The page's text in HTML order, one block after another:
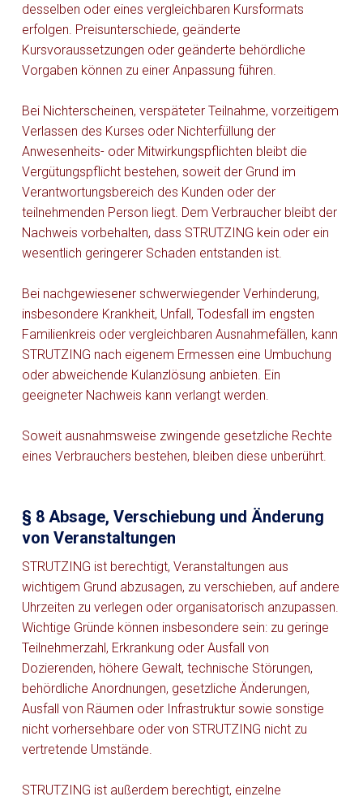
desselben oder eines vergleichbaren Kursformats
erfolgen. Preisunterschiede, geänderte
Kursvoraussetzungen oder geänderte behördliche
Vorgaben können zu einer Anpassung führen.
Bei Nichterscheinen, verspäteter Teilnahme, vorzeitigem
Verlassen des Kurses oder Nichterfüllung der
Anwesenheits- oder Mitwirkungspflichten bleibt die
Vergütungspflicht bestehen, soweit der Grund im
Verantwortungsbereich des Kunden oder der
teilnehmenden Person liegt. Dem Verbraucher bleibt der
Nachweis vorbehalten, dass STRUTZING kein oder ein
wesentlich geringerer Schaden entstanden ist.
Bei nachgewiesener schwerwiegender Verhinderung,
insbesondere Krankheit, Unfall, Todesfall im engsten
Familienkreis oder vergleichbaren Ausnahmefällen, kann
STRUTZING nach eigenem Ermessen eine Umbuchung
oder abweichende Kulanzlösung anbieten. Ein
geeigneter Nachweis kann verlangt werden.
Soweit ausnahmsweise zwingende gesetzliche Rechte
eines Verbrauchers bestehen, bleiben diese unberührt.
§ 8 Absage, Verschiebung und Änderung
von Veranstaltungen
STRUTZING ist berechtigt, Veranstaltungen aus
wichtigem Grund abzusagen, zu verschieben, auf andere
Uhrzeiten zu verlegen oder organisatorisch anzupassen.
Wichtige Gründe können insbesondere sein: zu geringe
Teilnehmerzahl, Erkrankung oder Ausfall von
Dozierenden, höhere Gewalt, technische Störungen,
behördliche Anordnungen, gesetzliche Änderungen,
Ausfall von Räumen oder Infrastruktur sowie sonstige
nicht vorhersehbare oder von STRUTZING nicht zu
vertretende Umstände.
STRUTZING ist außerdem berechtigt, einzelne